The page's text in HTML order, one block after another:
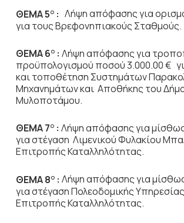
ΘΕΜΑ 5Ο: Λήψη απόφασης για
για τους Βρεφονηπιακούς Σταθμούς.
ΘΕΜΑ 6Ο: Λήψη απόφασης για
προϋπολογισμού ποσού 3.000.00 €
και τοποθέτηση Συστημάτων
Μηχανημάτων και Αποθήκης του
Μυλοποτάμου.
ΘΕΜΑ 7Ο: Λήψη απόφασης για
για στέγαση Λιμενικού Φυλακίου
Επιτροπής Καταλληλότητας.
ΘΕΜΑ 8Ο: Λήψη απόφασης για
για στέγαση Πολεοδομικής
Επιτροπής Καταλληλότητας.